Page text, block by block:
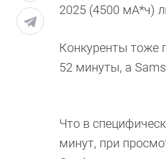
2025 (4500 мА*ч)
Конкуренты тоже
52 минуты, а
Что в
минут, при